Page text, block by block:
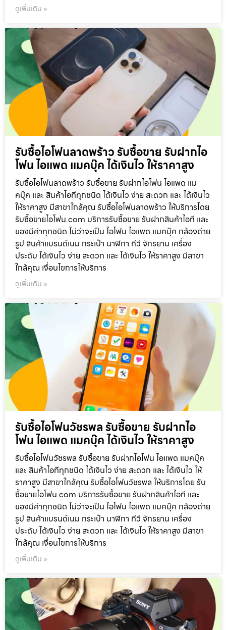
ดูเพิ่มเติม »
รับซื้อไอโฟนลาดพร้าว รับซื้อขาย รับฝากไอ
โฟน ไอแพด แมคบุ๊ค ได้เงินไว ให้ราคาสูง
รับซื้อไอโฟนลาดพร้าว รับซื้อขาย รับฝากไอโฟน ไอแพด แม
คบุ๊ค และ สินค้าไอทีทุกชนิด ได้เงินไว ง่าย สะดวก และ ได้เงินไว
ให้ราคาสูง มีสาขาใกล้คุณ รับซื้อไอโฟนลาดพร้าว ให้บริการโดย
รับซื้อขายไอโฟน.com บริการรับซื้อขาย รับฝากสินค้าไอที และ
ของมีค่าทุกชนิด ไม่ว่าจะเป็น ไอโฟน ไอแพด แมคบุ๊ค กล้องถ่าย
รูป สินค้าแบรนด์เนม กระเป๋า นาฬิกา ทีวี จักรยาน เครื่อง
ประดับ ได้เงินไว ง่าย สะดวก และ ได้เงินไว ให้ราคาสูง มีสาขา
ใกล้คุณ เงื่อนไขการให้บริการ
ดูเพิ่มเติม »
รับซื้อไอโฟนวัชรพล รับซื้อขาย รับฝากไอ
โฟน ไอแพด แมคบุ๊ค ได้เงินไว ให้ราคาสูง
รับซื้อไอโฟนวัชรพล รับซื้อขาย รับฝากไอโฟน ไอแพด แมคบุ๊ค
และ สินค้าไอทีทุกชนิด ได้เงินไว ง่าย สะดวก และ ได้เงินไว ให้
ราคาสูง มีสาขาใกล้คุณ รับซื้อไอโฟนวัชรพล ให้บริการโดย รับ
ซื้อขายไอโฟน.com บริการรับซื้อขาย รับฝากสินค้าไอที และ
ของมีค่าทุกชนิด ไม่ว่าจะเป็น ไอโฟน ไอแพด แมคบุ๊ค กล้องถ่าย
รูป สินค้าแบรนด์เนม กระเป๋า นาฬิกา ทีวี จักรยาน เครื่อง
ประดับ ได้เงินไว ง่าย สะดวก และ ได้เงินไว ให้ราคาสูง มีสาขา
ใกล้คุณ เงื่อนไขการให้บริการ
ดูเพิ่มเติม »